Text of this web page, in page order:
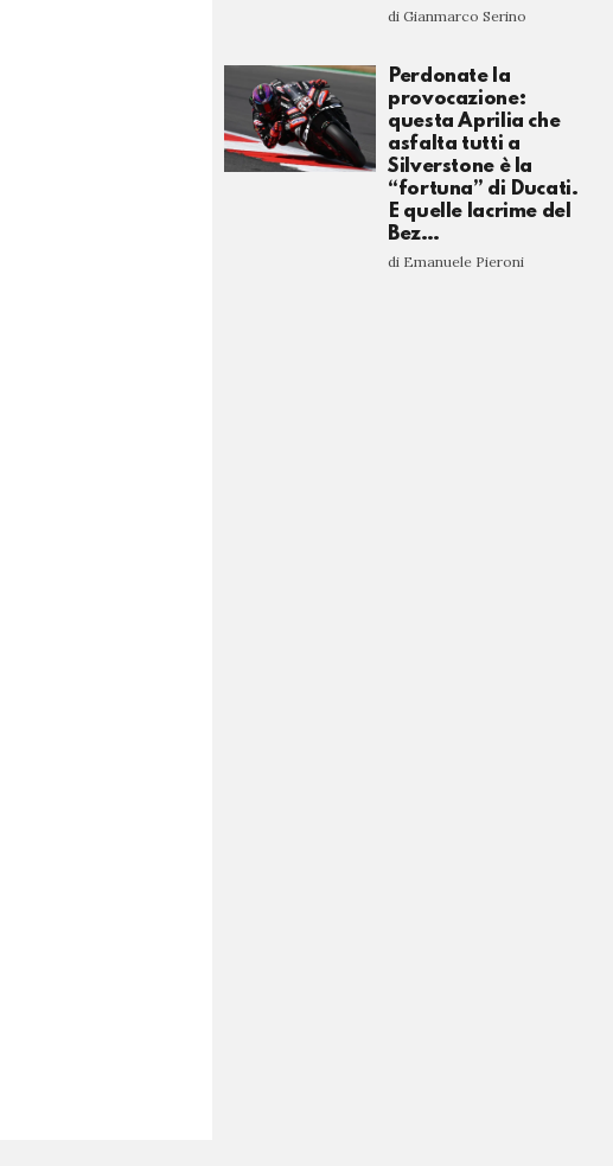
di Gianmarco Serino
Perdonate la
provocazione:
questa Aprilia che
asfalta tutti a
Silverstone è la
“fortuna” di Ducati.
E quelle lacrime del
Bez…
di Emanuele Pieroni